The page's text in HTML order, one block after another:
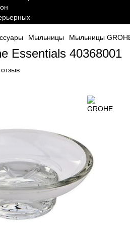
Мыльницы Мыльницы
Essentials 40368001